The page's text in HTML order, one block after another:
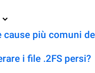
cause più comuni
i file .2FS persi?